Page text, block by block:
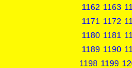
1162 1163
1171 1172
1180 1181
1189 1190
1198 1199